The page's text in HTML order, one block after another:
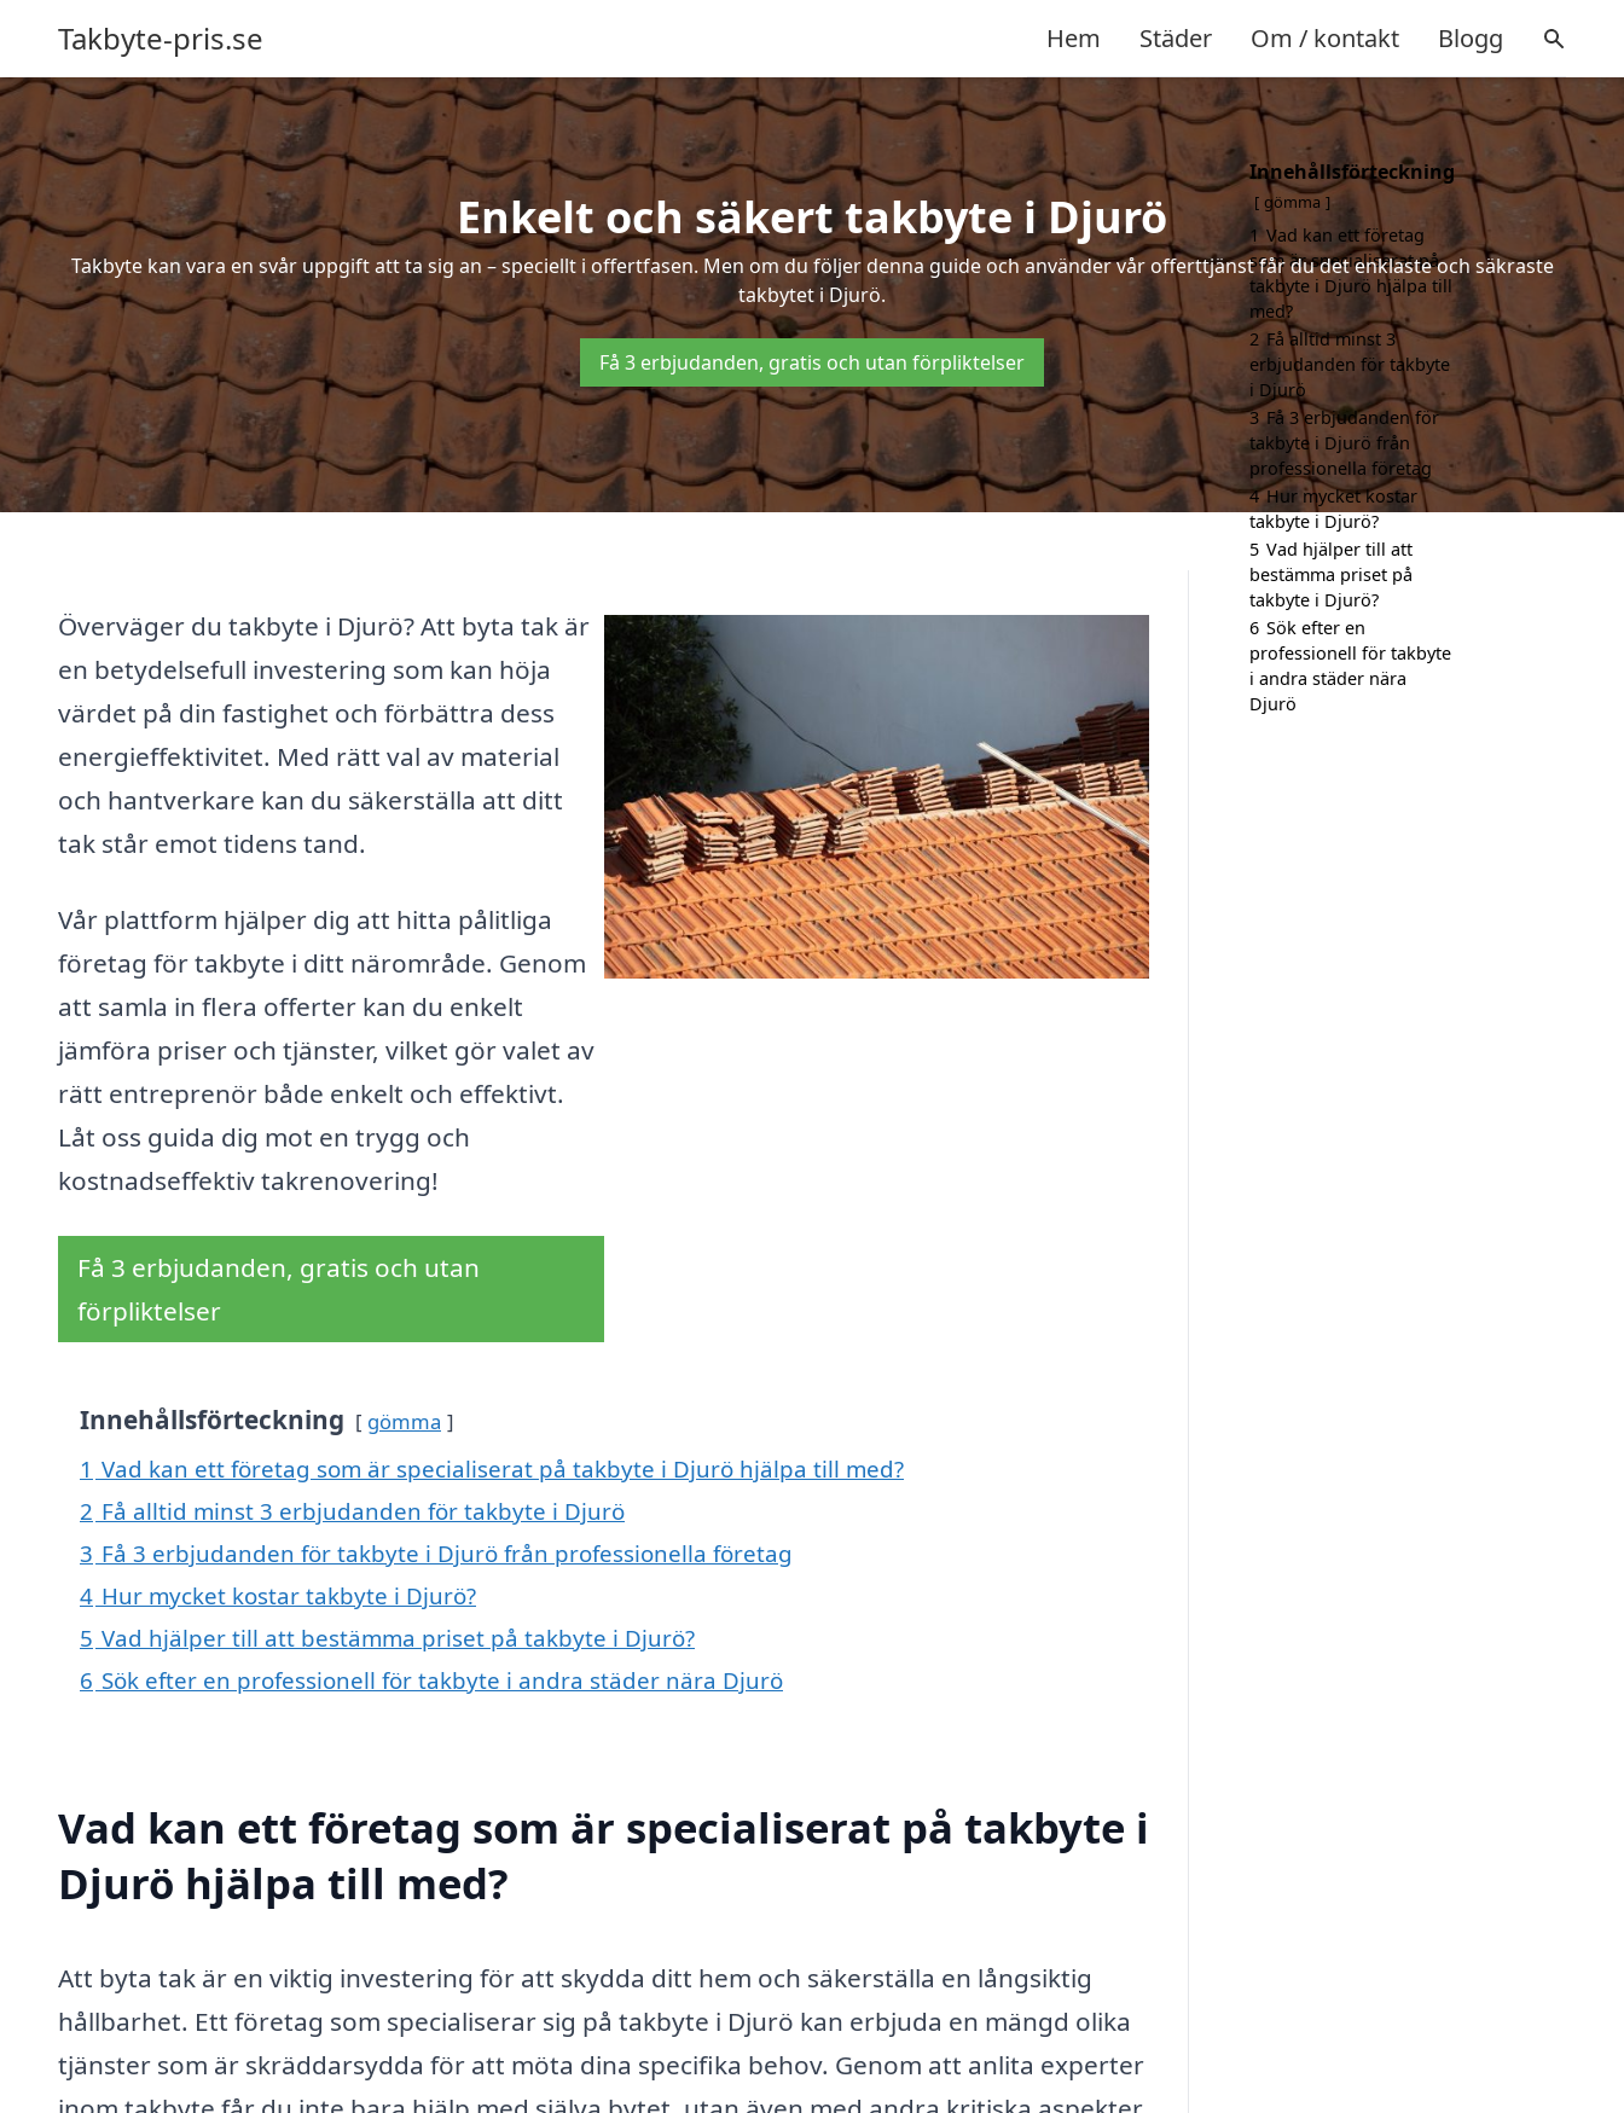
Takbyte-pris.se Hem Städer Om / kontakt Blogg
Enkelt och säkert takbyte i Djurö
Takbyte kan vara en svår uppgift att ta sig an – speciellt i offertfasen. Men om du följer denna guide och använder vår offerttjänst får du det enklaste och säkraste
takbytet i Djurö.
Få 3 erbjudanden, gratis och utan förpliktelser
Överväger du takbyte i Djurö? Att byta tak är
en betydelsefull investering som kan höja
värdet på din fastighet och förbättra dess
energieffektivitet. Med rätt val av material
och hantverkare kan du säkerställa att ditt
tak står emot tidens tand.
Vår plattform hjälper dig att hitta pålitliga
företag för takbyte i ditt närområde. Genom
att samla in flera offerter kan du enkelt
jämföra priser och tjänster, vilket gör valet av
rätt entreprenör både enkelt och effektivt.
Låt oss guida dig mot en trygg och
kostnadseffektiv takrenovering!
Få 3 erbjudanden, gratis och utan
förpliktelser
Innehållsförteckning gömma
1 Vad kan ett företag som är specialiserat på takbyte i Djurö hjälpa till med?
2 Få alltid minst 3 erbjudanden för takbyte i Djurö
3 Få 3 erbjudanden för takbyte i Djurö från professionella företag
4 Hur mycket kostar takbyte i Djurö?
5 Vad hjälper till att bestämma priset på takbyte i Djurö?
6 Sök efter en professionell för takbyte i andra städer nära Djurö
Vad kan ett företag som är specialiserat på takbyte i
Djurö hjälpa till med?
Att byta tak är en viktig investering för att skydda ditt hem och säkerställa en långsiktig
hållbarhet. Ett företag som specialiserar sig på takbyte i Djurö kan erbjuda en mängd olika
tjänster som är skräddarsydda för att möta dina specifika behov. Genom att anlita experter
Innehållsförteckning
gömma
1 Vad kan ett företag
som är specialiserat på
takbyte i Djurö hjälpa till
med?
2 Få alltid minst 3
erbjudanden för takbyte
i Djurö
3 Få 3 erbjudanden för
takbyte i Djurö från
professionella företag
4 Hur mycket kostar
takbyte i Djurö?
5 Vad hjälper till att
bestämma priset på
takbyte i Djurö?
6 Sök efter en
professionell för takbyte
i andra städer nära
Djurö